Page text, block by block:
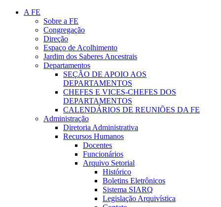
A FE
Sobre a FE
Congregação
Direção
Espaço de Acolhimento
Jardim dos Saberes Ancestrais
Departamentos
SEÇÃO DE APOIO AOS
DEPARTAMENTOS
CHEFES E VICES-CHEFES DOS
DEPARTAMENTOS
CALENDÁRIOS DE REUNIÕES DA FE
Administração
Diretoria Administrativa
Recursos Humanos
Docentes
Funcionários
Arquivo Setorial
Histórico
Boletins Eletrônicos
Sistema SIARQ
Legislação Arquivística